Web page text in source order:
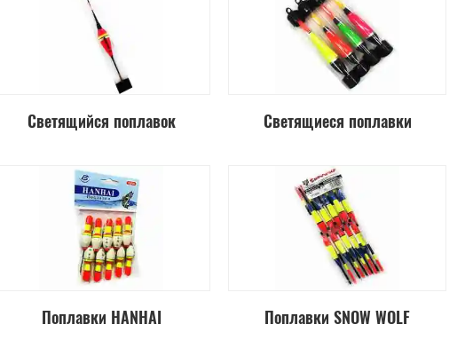
Cветящийся поплавок Светящиеся поплавки
Поплавки HANHAI Поплавки SNOW WOLF